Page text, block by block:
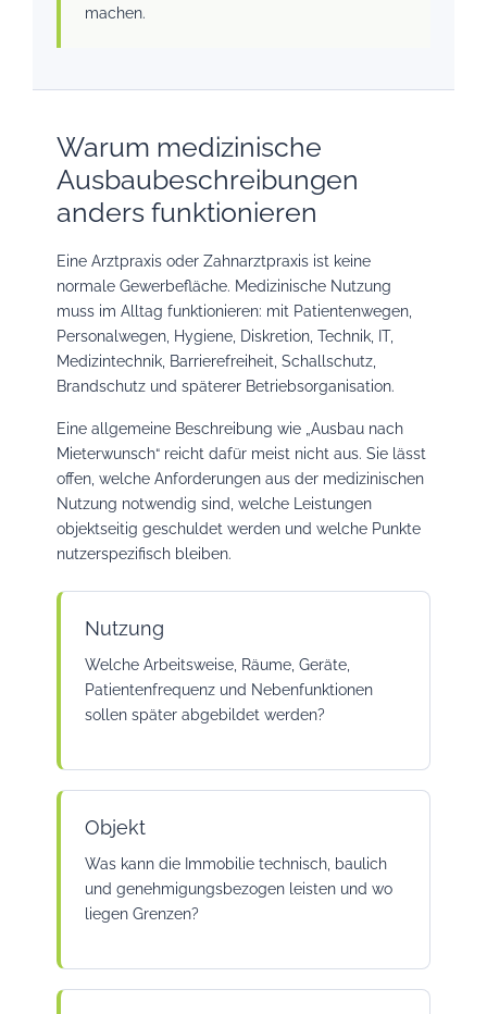
machen.
Warum medizinische
Ausbaubeschreibungen
anders funktionieren
Eine Arztpraxis oder Zahnarztpraxis ist keine
normale Gewerbefläche. Medizinische Nutzung
muss im Alltag funktionieren: mit Patientenwegen,
Personalwegen, Hygiene, Diskretion, Technik, IT,
Medizintechnik, Barrierefreiheit, Schallschutz,
Brandschutz und späterer Betriebsorganisation.
Eine allgemeine Beschreibung wie „Ausbau nach
Mieterwunsch“ reicht dafür meist nicht aus. Sie lässt
offen, welche Anforderungen aus der medizinischen
Nutzung notwendig sind, welche Leistungen
objektseitig geschuldet werden und welche Punkte
nutzerspezifisch bleiben.
Nutzung
Welche Arbeitsweise, Räume, Geräte,
Patientenfrequenz und Nebenfunktionen
sollen später abgebildet werden?
Objekt
Was kann die Immobilie technisch, baulich
und genehmigungsbezogen leisten und wo
liegen Grenzen?